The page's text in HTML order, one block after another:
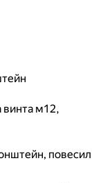
м12,
повесил